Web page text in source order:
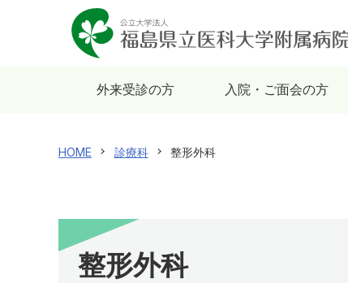
外来受診の方 入院・ご面会の方
HOME 診療科 整形外科
整形外科